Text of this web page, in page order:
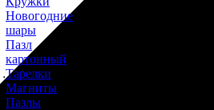
Новогодние
шары
Пазл
картонный
Тарелки
Магниты
Пазлы
: